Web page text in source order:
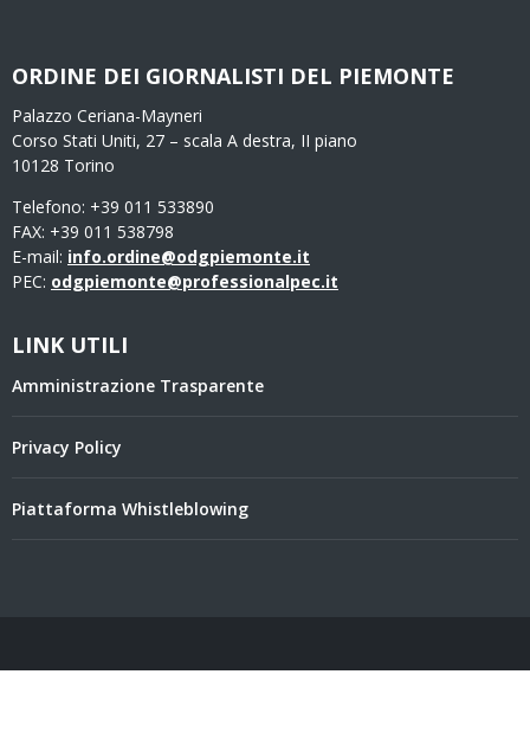
ORDINE DEI GIORNALISTI DEL PIEMONTE
Palazzo Ceriana-Mayneri
Corso Stati Uniti, 27 – scala A destra, II piano
10128 Torino
Telefono: +39 011 533890
FAX: +39 011 538798
E-mail: info.ordine@odgpiemonte.it
PEC: odgpiemonte@professionalpec.it
LINK UTILI
Amministrazione Trasparente
Privacy Policy
Piattaforma Whistleblowing